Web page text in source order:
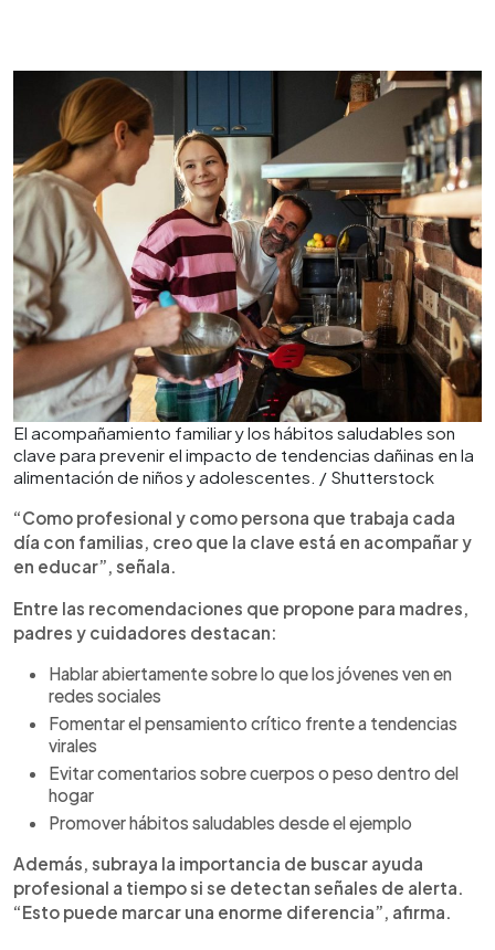
El acompañamiento familiar y los hábitos saludables son
clave para prevenir el impacto de tendencias dañinas en la
alimentación de niños y adolescentes. / Shutterstock
“Como profesional y como persona que trabaja cada
día con familias, creo que la clave está en acompañar y
en educar”, señala.
Entre las recomendaciones que propone para madres,
padres y cuidadores destacan:
Hablar abiertamente sobre lo que los jóvenes ven en
redes sociales
Fomentar el pensamiento crítico frente a tendencias
virales
Evitar comentarios sobre cuerpos o peso dentro del
hogar
Promover hábitos saludables desde el ejemplo
Además, subraya la importancia de buscar ayuda
profesional a tiempo si se detectan señales de alerta.
“Esto puede marcar una enorme diferencia”, afirma.